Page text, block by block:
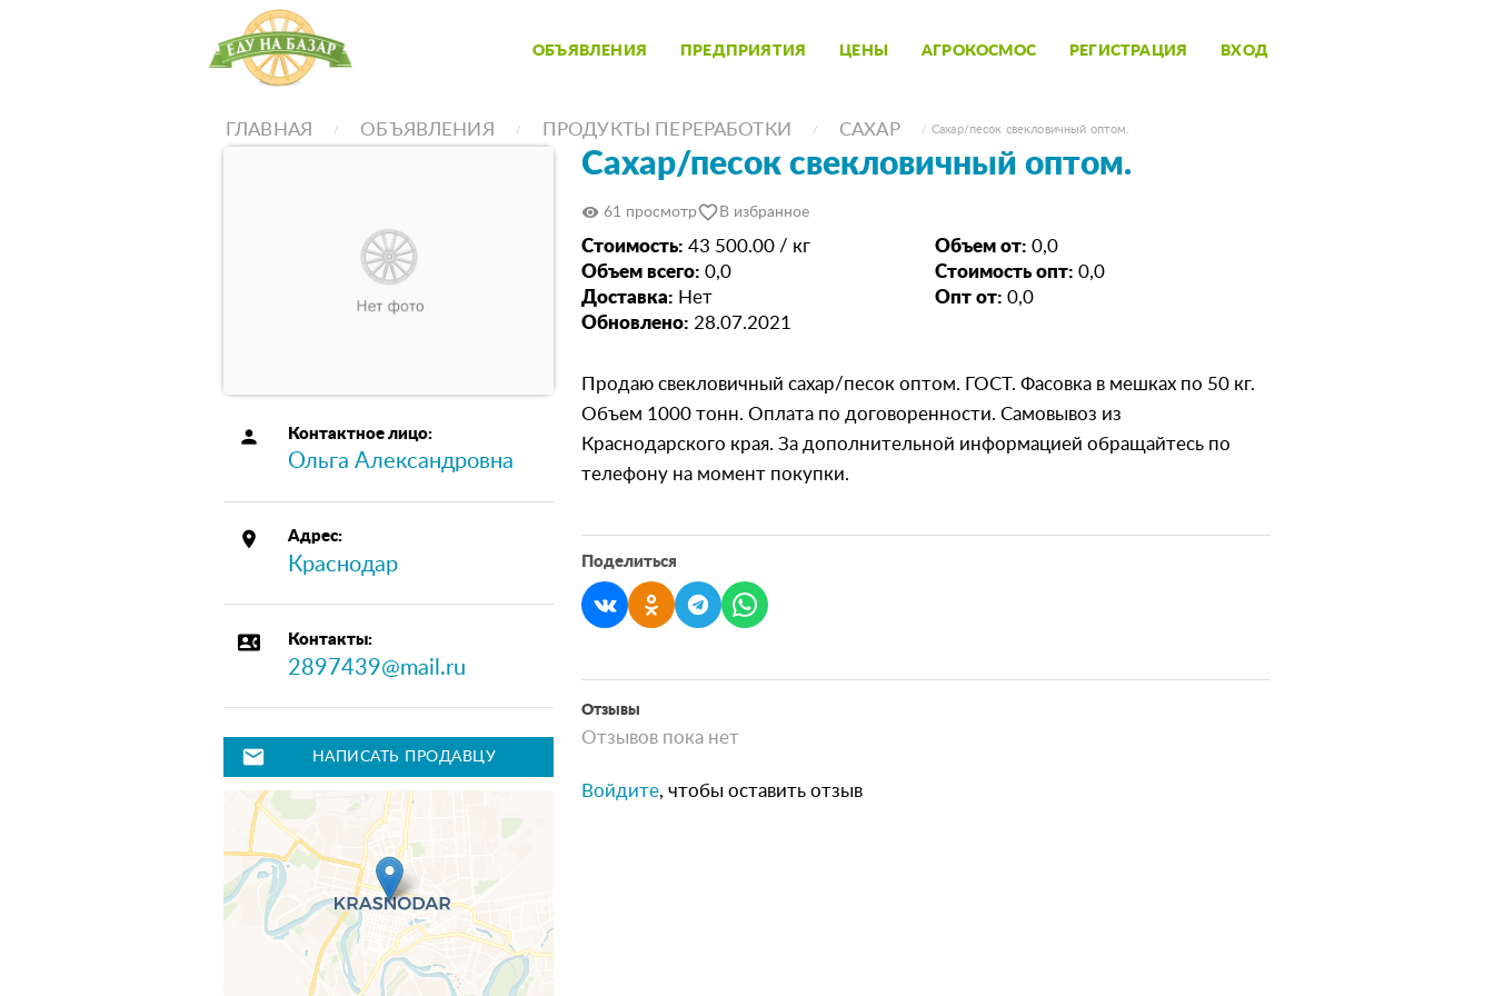
ОБЪЯВЛЕНИЯ ПРЕДПРИЯТИЯ ЦЕНЫ АГРОКОСМОС РЕГИСТРАЦИЯ ВХОД
ГЛАВНАЯ ОБЪЯВЛЕНИЯ ПРОДУКТЫ ПЕРЕРАБОТКИ САХАР Сахар/песок свекловичный оптом.
person Контактное лицо:
Ольга Александровна
place Адрес:
Краснодар
contact_phone Контакты:
2897439@mail.ru
mail НАПИСАТЬ ПРОДАВЦУ
Сахар/песок свекловичный оптом.
visibility 61 просмотрfavorite_border В избранное
Стоимость: 43 500.00 / кг Объем от: 0,0
Объем всего: 0,0 Стоимость опт: 0,0
Доставка: Нет Опт от: 0,0
Обновлено: 28.07.2021
Продаю свекловичный сахар/песок оптом. ГОСТ. Фасовка в мешках по 50 кг.
Объем 1000 тонн. Оплата по договоренности. Самовывоз из
Краснодарского края. За дополнительной информацией обращайтесь по
телефону на момент покупки.
Поделиться
Отзывы
Отзывов пока нет
Войдите, чтобы оставить отзыв